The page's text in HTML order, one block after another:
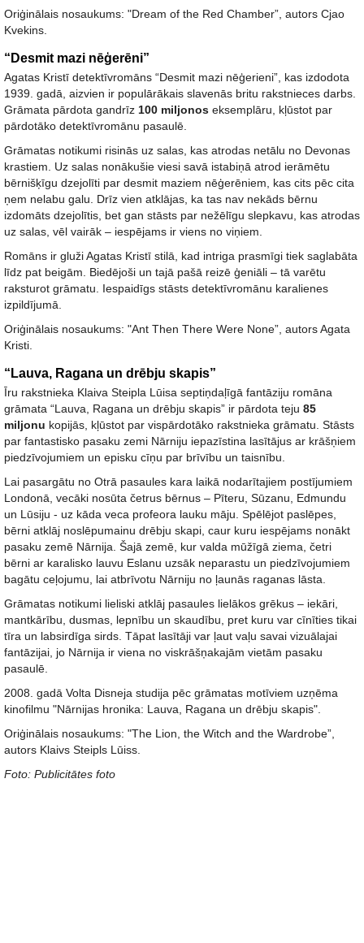
Oriģinālais nosaukums: "Dream of the Red Chamber”, autors Cjao
Kvekins.
“Desmit mazi nēģerēni”
Agatas Kristī detektīvromāns “Desmit mazi nēģerieni”, kas izdodota
1939. gadā, aizvien ir populārākais slavenās britu rakstnieces darbs.
Grāmata pārdota gandrīz 100 miljonos eksemplāru, kļūstot par
pārdotāko detektīvromānu pasaulē.
Grāmatas notikumi risinās uz salas, kas atrodas netālu no Devonas
krastiem. Uz salas nonākušie viesi savā istabiņā atrod ierāmētu
bērnišķīgu dzejolīti par desmit maziem nēģerēniem, kas cits pēc cita
ņem nelabu galu. Drīz vien atklājas, ka tas nav nekāds bērnu
izdomāts dzejolītis, bet gan stāsts par nežēlīgu slepkavu, kas atrodas
uz salas, vēl vairāk – iespējams ir viens no viņiem.
Romāns ir gluži Agatas Kristī stilā, kad intriga prasmīgi tiek saglabāta
līdz pat beigām. Biedējoši un tajā pašā reizē ģeniāli – tā varētu
raksturot grāmatu. Iespaidīgs stāsts detektīvromānu karalienes
izpildījumā.
Oriģinālais nosaukums: "Ant Then There Were None”, autors Agata
Kristi.
“Lauva, Ragana un drēbju skapis”
Īru rakstnieka Klaiva Steipla Lūisa septiņdaļīgā fantāziju romāna
grāmata “Lauva, Ragana un drēbju skapis” ir pārdota teju 85
miljonu kopijās, kļūstot par vispārdotāko rakstnieka grāmatu. Stāsts
par fantastisko pasaku zemi Nārniju iepazīstina lasītājus ar krāšņiem
piedzīvojumiem un episku cīņu par brīvību un taisnību.
Lai pasargātu no Otrā pasaules kara laikā nodarītajiem postījumiem
Londonā, vecāki nosūta četrus bērnus – Pīteru, Sūzanu, Edmundu
un Lūsiju - uz kāda veca profeora lauku māju. Spēlējot paslēpes,
bērni atklāj noslēpumainu drēbju skapi, caur kuru iespējams nonākt
pasaku zemē Nārnija. Šajā zemē, kur valda mūžīgā ziema, četri
bērni ar karalisko lauvu Eslanu uzsāk neparastu un piedzīvojumiem
bagātu ceļojumu, lai atbrīvotu Nārniju no ļaunās raganas lāsta.
Grāmatas notikumi lieliski atklāj pasaules lielākos grēkus – iekāri,
mantkārību, dusmas, lepnību un skaudību, pret kuru var cīnīties tikai
tīra un labsirdīga sirds. Tāpat lasītāji var ļaut vaļu savai vizuālajai
fantāzijai, jo Nārnija ir viena no viskrāšņakajām vietām pasaku
pasaulē.
2008. gadā Volta Disneja studija pēc grāmatas motīviem uzņēma
kinofilmu "Nārnijas hronika: Lauva, Ragana un drēbju skapis".
Oriģinālais nosaukums: "The Lion, the Witch and the Wardrobe”,
autors Klaivs Steipls Lūiss.
Foto: Publicitātes foto